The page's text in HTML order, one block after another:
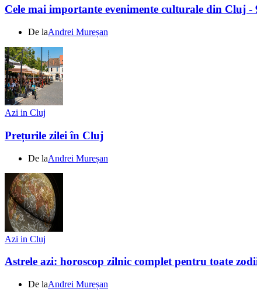
Cele mai importante evenimente culturale din Cluj -
De laAndrei Mureșan
Azi in Cluj
Prețurile zilei în Cluj
De laAndrei Mureșan
Azi in Cluj
Astrele azi: horoscop zilnic complet pentru toate
De laAndrei Mureșan